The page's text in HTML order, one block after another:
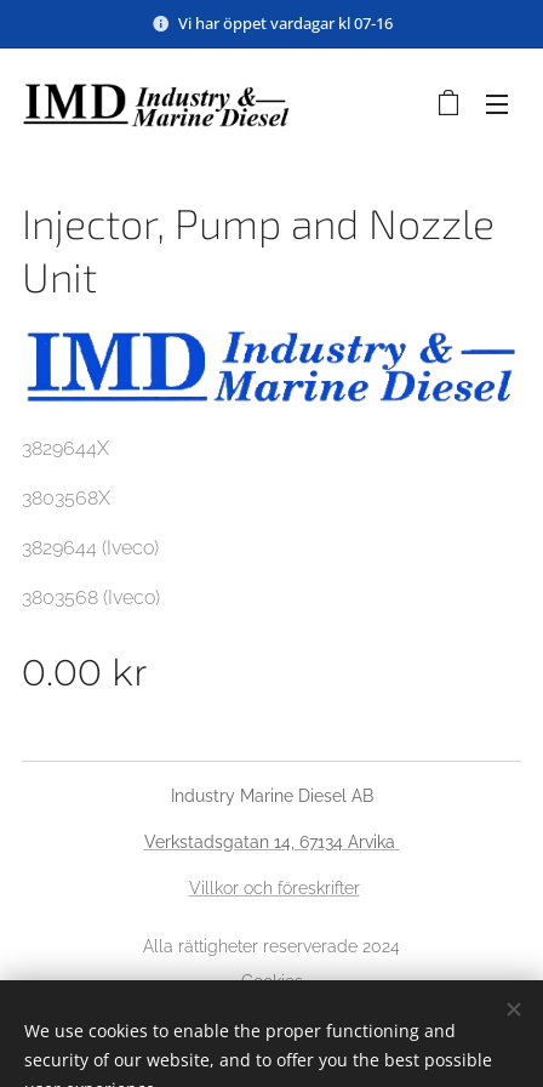
Vi har öppet vardagar kl 07-16
Injector, Pump and Nozzle
Unit
3829644X
3803568X
3829644 (Iveco)
3803568 (Iveco)
0.00 kr
Industry Marine Diesel AB
Verkstadsgatan 14, 67134 Arvika
Villkor och föreskrifter
Alla rättigheter reserverade 2024
Cookies
Languages
Svenska
English
We use cookies to enable the proper functioning and
security of our website, and to offer you the best possible